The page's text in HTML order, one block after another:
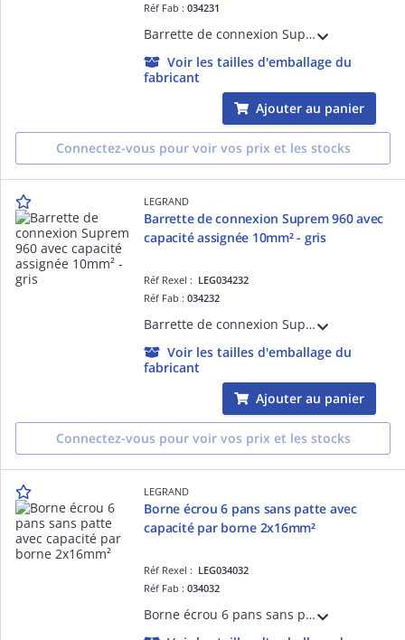
Réf Fab :034231
Barrette de connexion Suprem 960 avec capacité assignée 6mm² - trou diamètre 3,5mm - intensité maximum 41A - 12 éléments à vis imperdables livrée vis dévissées - tenue au fil incandescent 960°C suivant EN 60695-2-11 - gris
Voir les tailles d'emballage du
fabricant
Ajouter au panier
Connectez-vous pour voir vos prix et les stocks
LEGRAND
Barrette de connexion Suprem 960 avec
capacité assignée 10mm² - gris
Réf Rexel : LEG034232
Réf Fab :034232
Barrette de connexion Suprem 960 avec capacité assignée 10mm² - trou diamètre 4,5mm - intensité maximum 57A - 12 éléments à vis imperdables livrée vis dévissées - tenue au fil incandescent 960°C suivant EN 60695-2-11 - gris
Voir les tailles d'emballage du
fabricant
Ajouter au panier
Connectez-vous pour voir vos prix et les stocks
LEGRAND
Borne écrou 6 pans sans patte avec
capacité par borne 2x16mm²
Réf Rexel : LEG034032
Réf Fab :034032
Borne écrou 6 pans sans patte avec capacité par borne 2x16mm² - largeur fente pour passage du câble 5,8mm - hauteur hors tout 41mm